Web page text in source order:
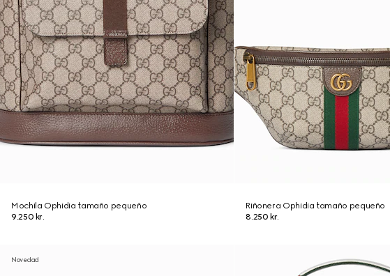
Mochila Ophidia tamaño pequeño
9.250 kr.
Riñonera Ophidia tamaño pequeño
8.250 kr.
Novedad